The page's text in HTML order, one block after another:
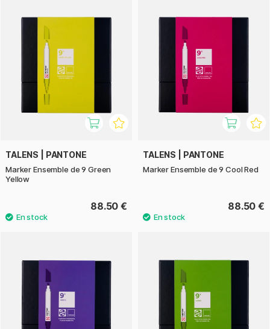
TALENS | PANTONE
Marker Ensemble de 9 Green
Yellow
88.50 €
TALENS | PANTONE
Marker Ensemble de 9 Cool Red
88.50 €